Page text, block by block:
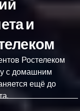
и
Ростелеком
с домашним
ещё до